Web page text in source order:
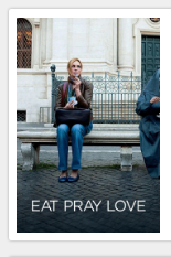
Dāvanu
kartes
Uzkodas